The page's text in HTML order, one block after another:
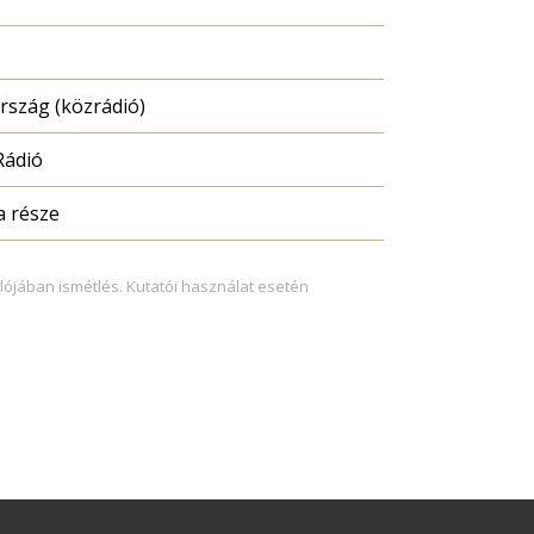
(közrádió)
része
ismétlés. Kutatói használat esetén